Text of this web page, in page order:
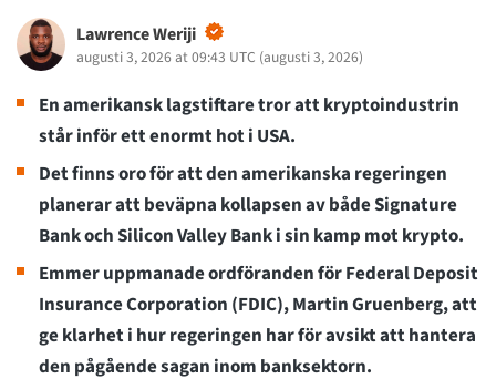
Lawrence Weriji
augusti 3, 2026 at 09:43 UTC (augusti 3, 2026)
En amerikansk lagstiftare tror att kryptoindustrin
står inför ett enormt hot i USA.
Det finns oro för att den amerikanska regeringen
planerar att beväpna kollapsen av både Signature
Bank och Silicon Valley Bank i sin kamp mot krypto.
Emmer uppmanade ordföranden för Federal Deposit
Insurance Corporation (FDIC), Martin Gruenberg, att
ge klarhet i hur regeringen har för avsikt att hantera
den pågående sagan inom banksektorn.